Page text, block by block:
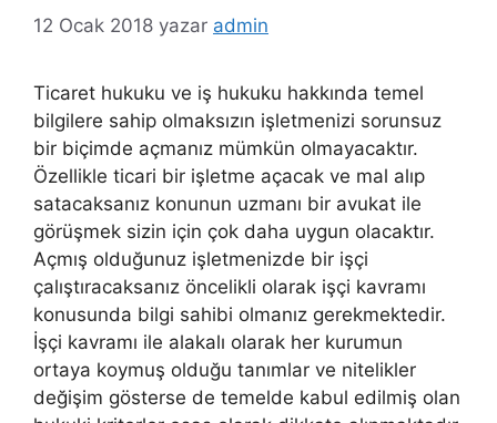
12 Ocak 2018 yazar admin
Ticaret hukuku ve iş hukuku hakkında temel
bilgilere sahip olmaksızın işletmenizi sorunsuz
bir biçimde açmanız mümkün olmayacaktır.
Özellikle ticari bir işletme açacak ve mal alıp
satacaksanız konunun uzmanı bir avukat ile
görüşmek sizin için çok daha uygun olacaktır.
Açmış olduğunuz işletmenizde bir işçi
çalıştıracaksanız öncelikli olarak işçi kavramı
konusunda bilgi sahibi olmanız gerekmektedir.
İşçi kavramı ile alakalı olarak her kurumun
ortaya koymuş olduğu tanımlar ve nitelikler
değişim gösterse de temelde kabul edilmiş olan